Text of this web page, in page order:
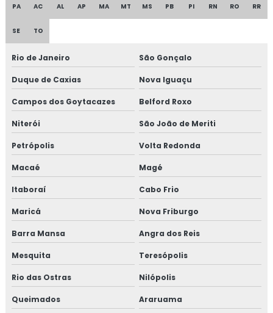
Consultoria em formação de auditor interno
Consultoria em formação de equipe esa
Consultoria em FSSC 22000
Consultoria em gestão da manutenção
Consultoria em gestão de fornecedores
Consultoria em global market
Consultoria em GMP+
Consultoria em GMP+ 2020
Consultoria em HACCP
Consultoria em HACCP de acordo com os requisitos do
GMP
Consultoria em HACCP APPCC
PA AC AL AP MA MT MS PB PI RN RO RR
SE TO
Rio de Janeiro São Gonçalo
Duque de Caxias Nova Iguaçu
Campos dos Goytacazes Belford Roxo
Niterói São João de Meriti
Petrópolis Volta Redonda
Macaé Magé
Itaboraí Cabo Frio
Maricá Nova Friburgo
Barra Mansa Angra dos Reis
Mesquita Teresópolis
Rio das Ostras Nilópolis
Queimados Araruama